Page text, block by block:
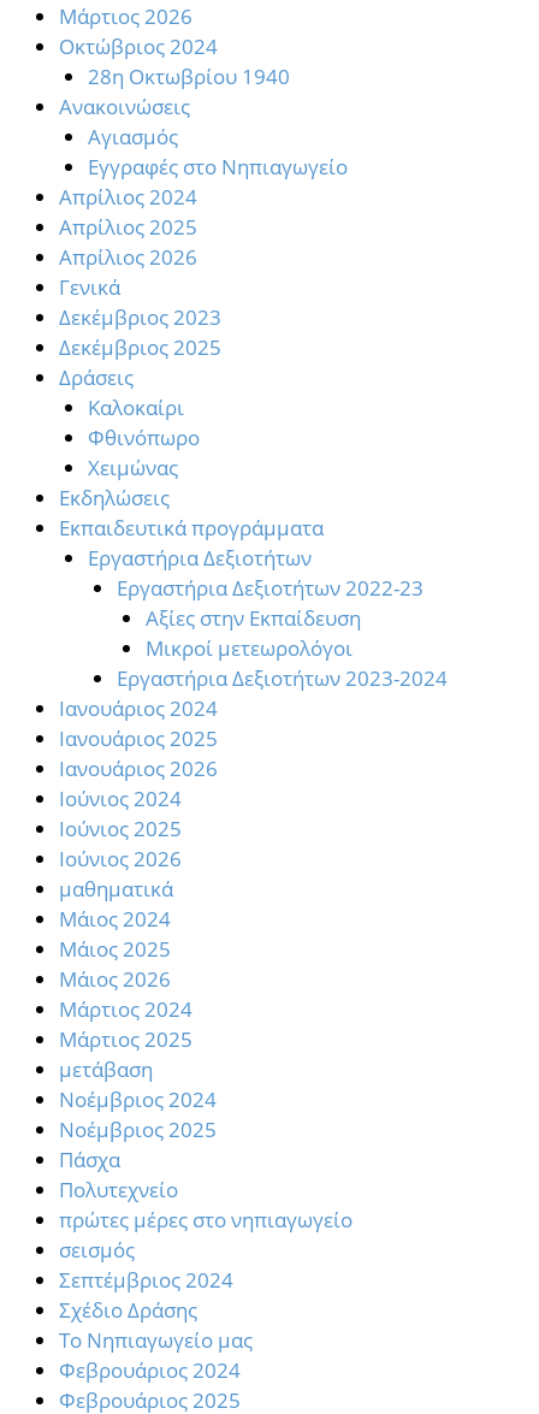
Mάρτιος 2026
Oκτώβριος 2024
28η Οκτωβρίου 1940
Ανακοινώσεις
Αγιασμός
Εγγραφές στο Νηπιαγωγείο
Απρίλιος 2024
Απρίλιος 2025
Απρίλιος 2026
Γενικά
Δεκέμβριος 2023
Δεκέμβριος 2025
Δράσεις
Καλοκαίρι
Φθινόπωρο
Χειμώνας
Εκδηλώσεις
Εκπαιδευτικά προγράμματα
Εργαστήρια Δεξιοτήτων
Εργαστήρια Δεξιοτήτων 2022-23
Αξίες στην Εκπαίδευση
Μικροί μετεωρολόγοι
Εργαστήρια Δεξιοτήτων 2023-2024
Ιανουάριος 2024
Ιανουάριος 2025
Ιανουάριος 2026
Ιούνιος 2024
Ιούνιος 2025
Ιούνιος 2026
μαθηματικά
Μάιος 2024
Μάιος 2025
Μάιος 2026
Μάρτιος 2024
Μάρτιος 2025
μετάβαση
Νοέμβριος 2024
Νοέμβριος 2025
Πάσχα
Πολυτεχνείο
πρώτες μέρες στο νηπιαγωγείο
σεισμός
Σεπτέμβριος 2024
Σχέδιο Δράσης
Το Νηπιαγωγείο μας
Φεβρουάριος 2024
Φεβρουάριος 2025